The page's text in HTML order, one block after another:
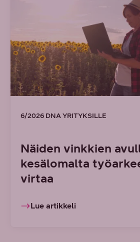
6/2026 DNA YRITYKSILLE
Näiden vinkkien
kesälomalta
virtaa
Lue artikkeli